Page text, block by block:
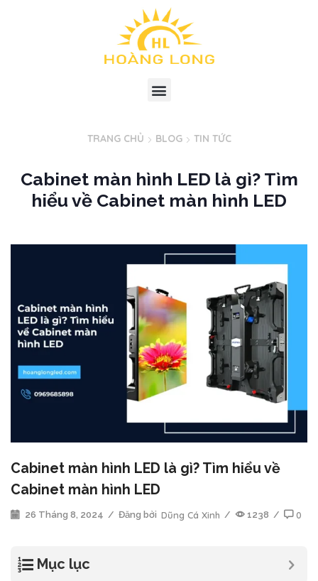
TRANG CHỦ BLOG TIN TỨC
Cabinet màn hình LED là gì? Tìm
hiểu về Cabinet màn hình LED
Cabinet màn hình LED là gì? Tìm hiểu về
Cabinet màn hình LED
26 Tháng 8, 2024 / Đăng bởi Dũng Cá Xinh / 1238 / 0
Mục lục